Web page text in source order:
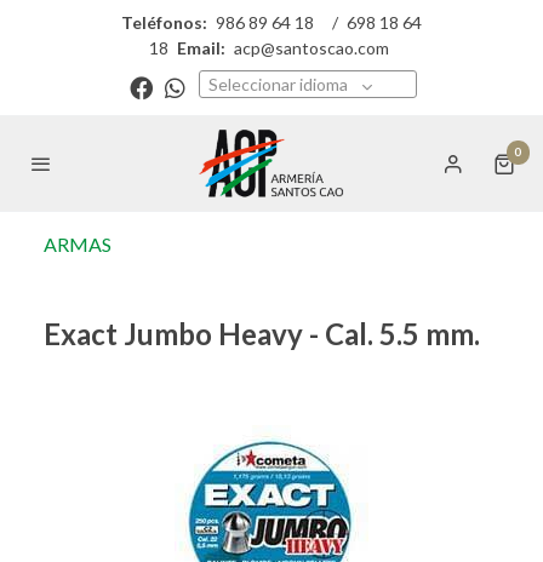
Teléfonos: 986 89 64 18 / 698 18 64
18 Email: acp@santoscao.com
Seleccionar idioma
0
ARMAS
Exact Jumbo Heavy - Cal. 5.5 mm.